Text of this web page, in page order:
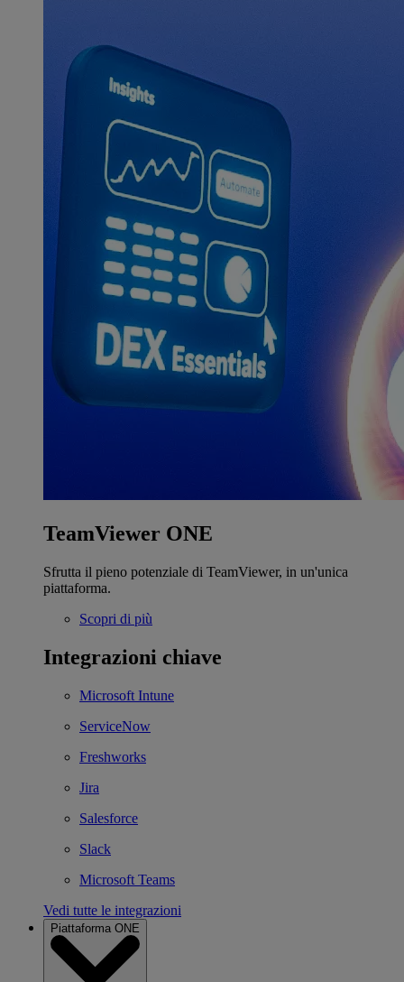
TeamViewer ONE
Sfrutta il pieno potenziale di TeamViewer, in un'unica
piattaforma.
Scopri di più
Integrazioni chiave
Microsoft Intune
ServiceNow
Freshworks
Jira
Salesforce
Slack
Microsoft Teams
Vedi tutte le integrazioni
Piattaforma ONE